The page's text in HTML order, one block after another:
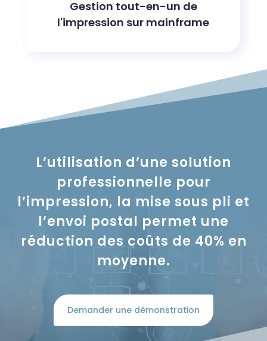
Gestion tout-en-un de
l'impression sur mainframe
L’utilisation d’une solution
professionnelle pour
l’impression, la mise sous pli et
l’envoi postal permet une
réduction des coûts de 40% en
moyenne.
Demander une démonstration